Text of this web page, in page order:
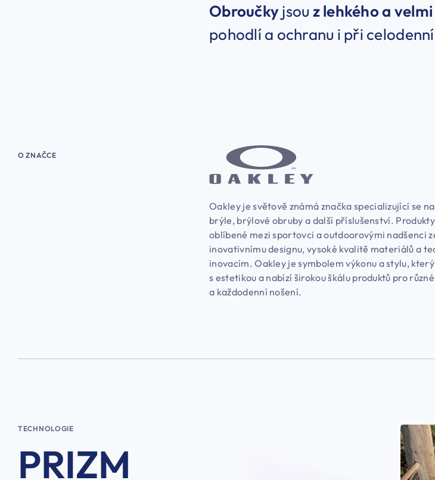
Obroučkyjsou z lehkého a
pohodlí a ochranu i při
O ZNAČCE
Oakley je světově známá značka specializující se
brýle, brýlové obruby a další příslušenství.
oblíbené mezi sportovci a outdoorovými nadšenci
inovativnímu designu, vysoké kvalitě materiálů a
inovacím. Oakley je symbolem výkonu a stylu,
s estetikou a nabízí širokou škálu produktů pro
a každodenní nošení.
TECHNOLOGIE
PRIZM